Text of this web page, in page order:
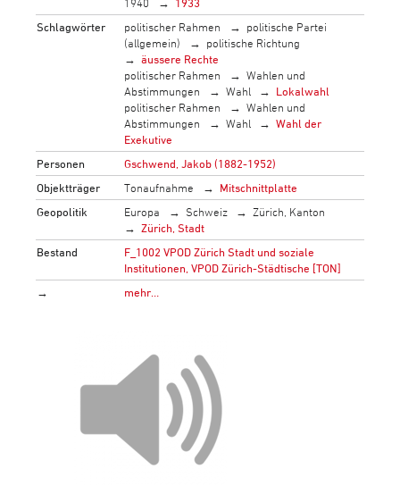
Schlagwörter
politischer Rahmen
politische Partei
(allgemein)
politische Richtung
äussere Rechte
politischer Rahmen
Wahlen und
Abstimmungen
Wahl
Lokalwahl
politischer Rahmen
Wahlen und
Abstimmungen
Wahl
Wahl der
Exekutive
Personen
Gschwend, Jakob (1882-1952)
Objektträger
Tonaufnahme
Mitschnittplatte
Geopolitik
Europa Schweiz
Zürich, Kanton
Zürich, Stadt
Bestand
F_1002 VPOD Zürich Stadt und soziale
Institutionen, VPOD Zürich-Städtische [TON]
→
mehr…